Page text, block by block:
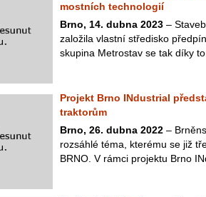
mostních technologií
Brno, 14. dubna 2023 –
založila vlastní středisko
skupina Metrostav se tak díky
Projekt Brno INdustrial
traktorům
Brno, 26. dubna 2022 –
rozsáhlé téma, kterému se již
BRNO. V rámci projektu Brno